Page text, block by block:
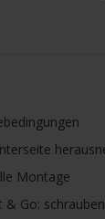
Montage
& Go: